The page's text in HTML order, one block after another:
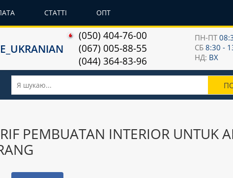
СТАТТІ ОПТ
(050) 404-76-00
(067) 005-88-55
(044) 364-83-96
ПН-ПТ
СБ8:30 -
НД: ВХ
PEMBUATAN INTERIOR UNTUK